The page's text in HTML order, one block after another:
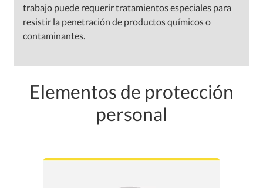
trabajo puede requerir tratamientos especiales para
resistir la penetración de productos químicos o
contaminantes.
Elementos de protección
personal